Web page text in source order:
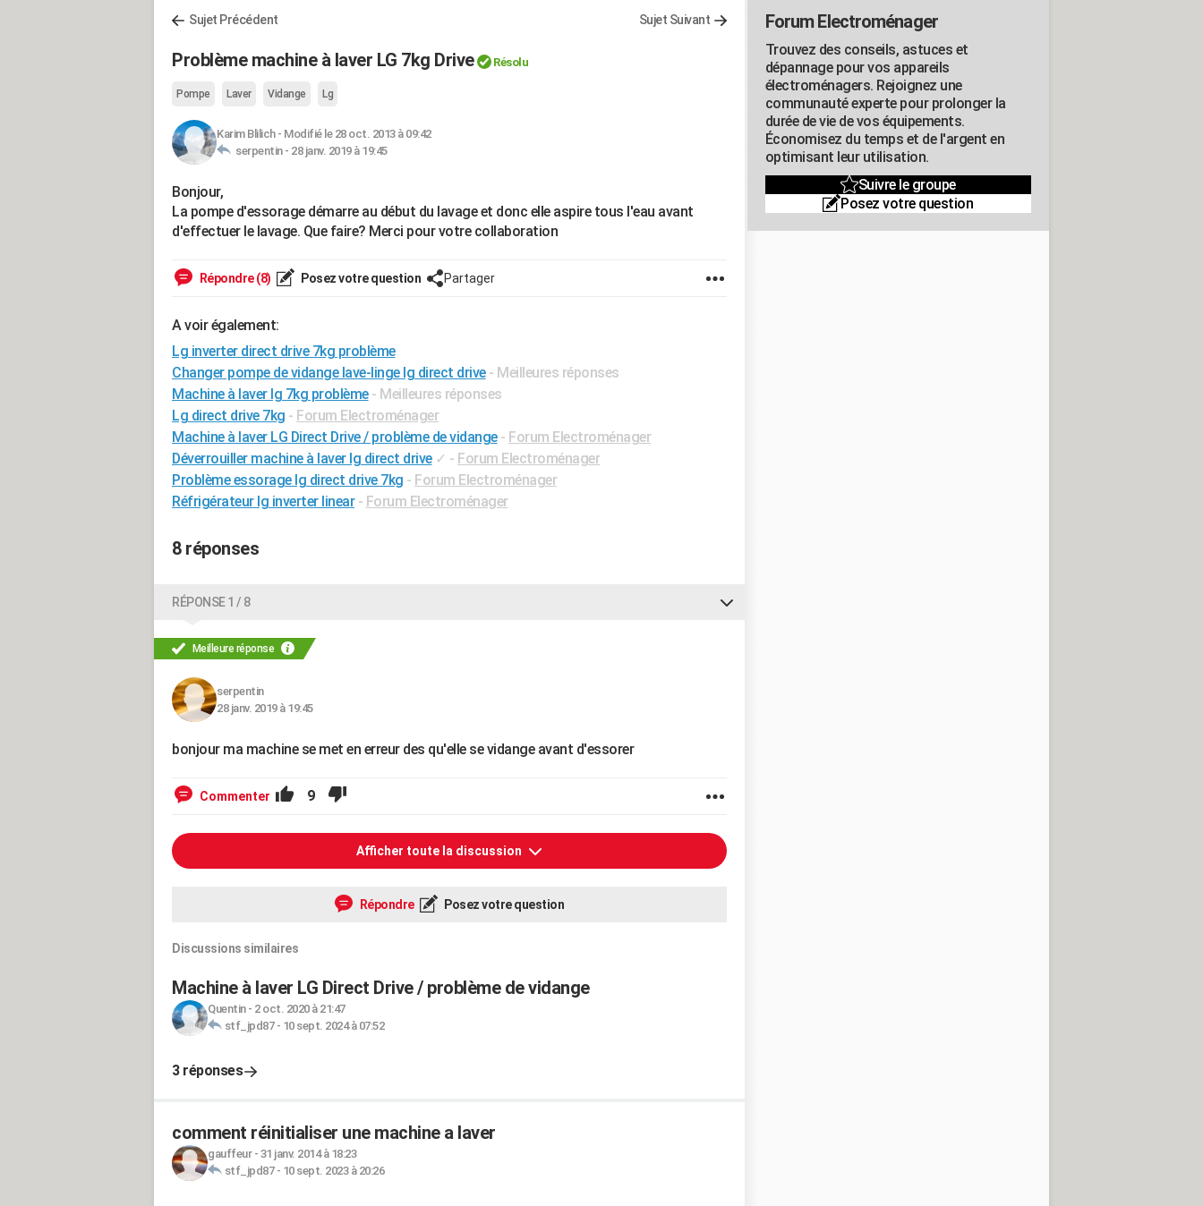
Sujet Précédent Sujet Suivant
Problème machine à laver LG 7kg Drive Résolu
Pompe Laver Vidange Lg
Karim Blilich- Modifié le 28 oct. 2013 à 09:42
serpentin - 28 janv. 2019 à 19:45
Bonjour,
La pompe d'essorage démarre au début du lavage et donc elle aspire tous l'eau avant
d'effectuer le lavage. Que faire? Merci pour votre collaboration
Répondre (8) Posez votre question Partager
A voir également:
Lg inverter direct drive 7kg problème
Changer pompe de vidange lave-linge lg direct drive - Meilleures réponses
Machine à laver lg 7kg problème - Meilleures réponses
Lg direct drive 7kg - Forum Electroménager
Machine à laver LG Direct Drive / problème de vidange - Forum Electroménager
Déverrouiller machine à laver lg direct drive ✓ - Forum Electroménager
Problème essorage lg direct drive 7kg - Forum Electroménager
Réfrigérateur lg inverter linear - Forum Electroménager
8 réponses
RÉPONSE 1 / 8
Meilleure réponse
serpentin
28 janv. 2019 à 19:45
bonjour ma machine se met en erreur des qu'elle se vidange avant d'essorer
Commenter 9
Afficher toute la discussion
Répondre Posez votre question
Discussions similaires
Machine à laver LG Direct Drive / problème de vidange
Quentin- 2 oct. 2020 à 21:47
stf_jpd87- 10 sept. 2024 à 07:52
3 réponses
comment réinitialiser une machine a laver
gauffeur- 31 janv. 2014 à 18:23
stf_jpd87- 10 sept. 2023 à 20:26
Forum Electroménager
Trouvez des conseils, astuces et
dépannage pour vos appareils
électroménagers. Rejoignez une
communauté experte pour prolonger la
durée de vie de vos équipements.
Économisez du temps et de l'argent en
optimisant leur utilisation.
Suivre le groupe
Posez votre question